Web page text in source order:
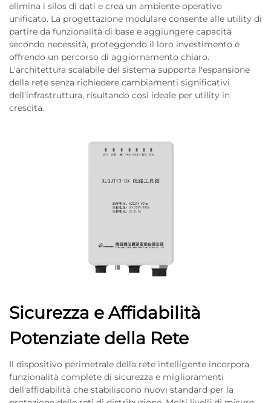
elimina i silos di dati e crea un ambiente operativo
unificato. La progettazione modulare consente alle utility di
partire da funzionalità di base e aggiungere capacità
secondo necessità, proteggendo il loro investimento e
offrendo un percorso di aggiornamento chiaro.
L'architettura scalabile del sistema supporta l'espansione
della rete senza richiedere cambiamenti significativi
dell'infrastruttura, risultando così ideale per utility in
crescita.
Sicurezza e Affidabilità
Potenziate della Rete
Il dispositivo perimetrale della rete intelligente incorpora
funzionalità complete di sicurezza e miglioramenti
dell'affidabilità che stabiliscono nuovi standard per la